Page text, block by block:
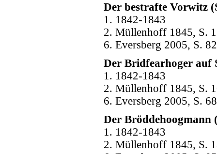
Der bestrafte Vorwitz
1. 1842-1843
2. Müllenhoff 1845, S.
6. Eversberg 2005, S. 82
Der Bridfearhoger auf
1. 1842-1843
2. Müllenhoff 1845, S.
6. Eversberg 2005, S. 68
Der Bröddehoogmann
1. 1842-1843
2. Müllenhoff 1845, S.